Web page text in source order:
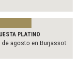
PLATINO
de agosto en Burjassot